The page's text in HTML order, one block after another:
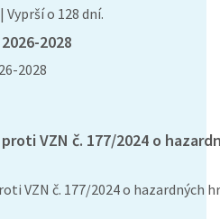
Vyprší o 128 dní.
2028
2028
VZN č. 177/2024 o
VZN č. 177/2024 o hazardných